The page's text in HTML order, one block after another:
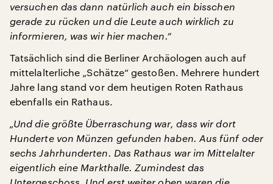
versuchen das dann natürlich auch ein bisschen
gerade zu rücken und die Leute auch wirklich zu
informieren, was wir hier machen.“
Tatsächlich sind die Berliner Archäologen auch auf
mittelalterliche „Schätze“ gestoßen. Mehrere hundert
Jahre lang stand vor dem heutigen Roten Rathaus
ebenfalls ein Rathaus.
„Und die größte Überraschung war, dass wir dort
Hunderte von Münzen gefunden haben. Aus fünf oder
sechs Jahrhunderten. Das Rathaus war im Mittelalter
eigentlich eine Markthalle. Zumindest das